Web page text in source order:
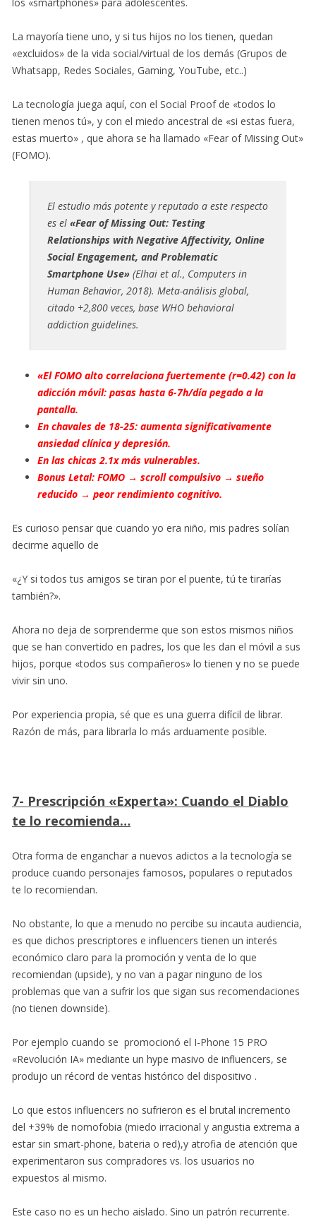
La mayoría tiene uno, y si tus hijos no los tienen, quedan
«excluidos» de la vida social/virtual de los demás (Grupos de
Whatsapp, Redes Sociales, Gaming, YouTube, etc..)
La tecnología juega aquí, con el Social Proof de «todos lo
tienen menos tú», y con el miedo ancestral de «si estas fuera,
estas muerto» , que ahora se ha llamado «Fear of Missing Out»
(FOMO).
El estudio más potente y reputado a este respecto
es el «Fear of Missing Out: Testing
Relationships with Negative Affectivity, Online
Social Engagement, and Problematic
Smartphone Use» (Elhai et al., Computers in
Human Behavior, 2018). Meta-análisis global,
citado +2,800 veces, base WHO behavioral
addiction guidelines.
«El FOMO alto correlaciona fuertemente (r=0.42) con la
adicción móvil: pasas hasta 6-7h/día pegado a la
pantalla.
En chavales de 18-25: aumenta significativamente
ansiedad clínica y depresión.
En las chicas 2.1x más vulnerables.
Bonus Letal: FOMO → scroll compulsivo → sueño
reducido → peor rendimiento cognitivo.
Es curioso pensar que cuando yo era niño, mis padres solían
decirme aquello de
«¿Y si todos tus amigos se tiran por el puente, tú te tirarías
también?».
Ahora no deja de sorprenderme que son estos mismos niños
que se han convertido en padres, los que les dan el móvil a sus
hijos, porque «todos sus compañeros» lo tienen y no se puede
vivir sin uno.
Por experiencia propia, sé que es una guerra difícil de librar.
Razón de más, para librarla lo más arduamente posible.
7- Prescripción «Experta»: Cuando el Diablo
te lo recomienda…
Otra forma de enganchar a nuevos adictos a la tecnología se
produce cuando personajes famosos, populares o reputados
te lo recomiendan.
No obstante, lo que a menudo no percibe su incauta audiencia,
es que dichos prescriptores e influencers tienen un interés
económico claro para la promoción y venta de lo que
recomiendan (upside), y no van a pagar ninguno de los
problemas que van a sufrir los que sigan sus recomendaciones
(no tienen downside).
Por ejemplo cuando se promocionó el I-Phone 15 PRO
«Revolución IA» mediante un hype masivo de influencers, se
produjo un récord de ventas histórico del dispositivo .
Lo que estos influencers no sufrieron es el brutal incremento
del +39% de nomofobia (miedo irracional y angustia extrema a
estar sin smart-phone, bateria o red),y atrofia de atención que
experimentaron sus compradores vs. los usuarios no
expuestos al mismo.
Este caso no es un hecho aislado. Sino un patrón recurrente.